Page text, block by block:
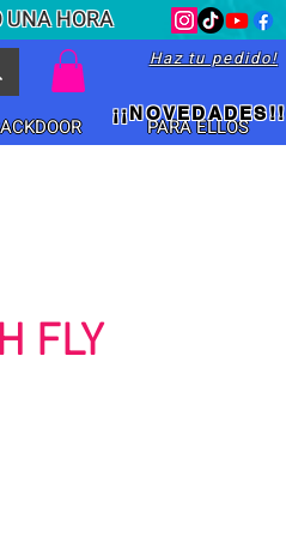
PARA ELLOS
HORA
Haz tu pedido!
¡¡NOVEDADES!!
FLY